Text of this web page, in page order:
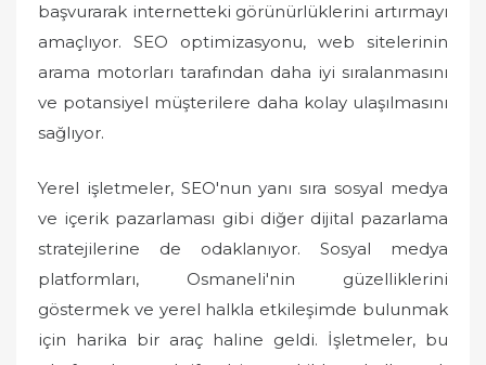
başvurarak internetteki görünürlüklerini artırmayı
amaçlıyor. SEO optimizasyonu, web sitelerinin
arama motorları tarafından daha iyi sıralanmasını
ve potansiyel müşterilere daha kolay ulaşılmasını
sağlıyor.
Yerel işletmeler, SEO'nun yanı sıra sosyal medya
ve içerik pazarlaması gibi diğer dijital pazarlama
stratejilerine de odaklanıyor. Sosyal medya
platformları, Osmaneli'nin güzelliklerini
göstermek ve yerel halkla etkileşimde bulunmak
için harika bir araç haline geldi. İşletmeler, bu